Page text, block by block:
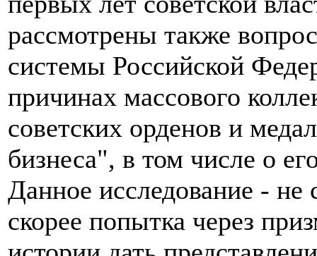
рассмотрены также
системы Российской
причинах массового
советских орденов и
бизнеса", в том числе о
Данное исследование - не
скорее попытка через